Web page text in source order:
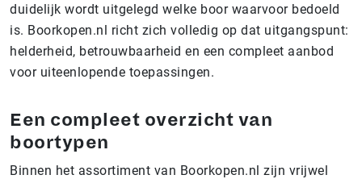
duidelijk wordt uitgelegd welke boor waarvoor bedoeld
is. Boorkopen.nl richt zich volledig op dat uitgangspunt:
helderheid, betrouwbaarheid en een compleet aanbod
voor uiteenlopende toepassingen.
Een compleet overzicht van
boortypen
Binnen het assortiment van Boorkopen.nl zijn vrijwel